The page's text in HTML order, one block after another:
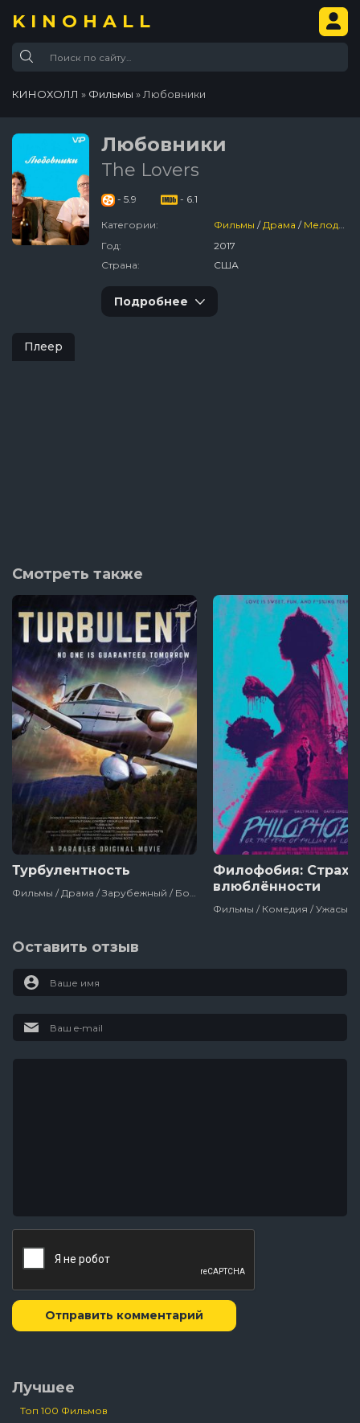
KINOHALL
КИНОХОЛЛ » Фильмы » Любовники
Любовники
The Lovers
- 5.9 - 6.1
Категории: Фильмы /Драма / Мелодрама
Год:
2017
Страна:
США
Подробнее
Плеер
Смотреть также
Турбулентность
Филофобия: Страх
влюблённости
Оставить отзыв
Отправить комментарий
Лучшее
Топ 100 Фильмов